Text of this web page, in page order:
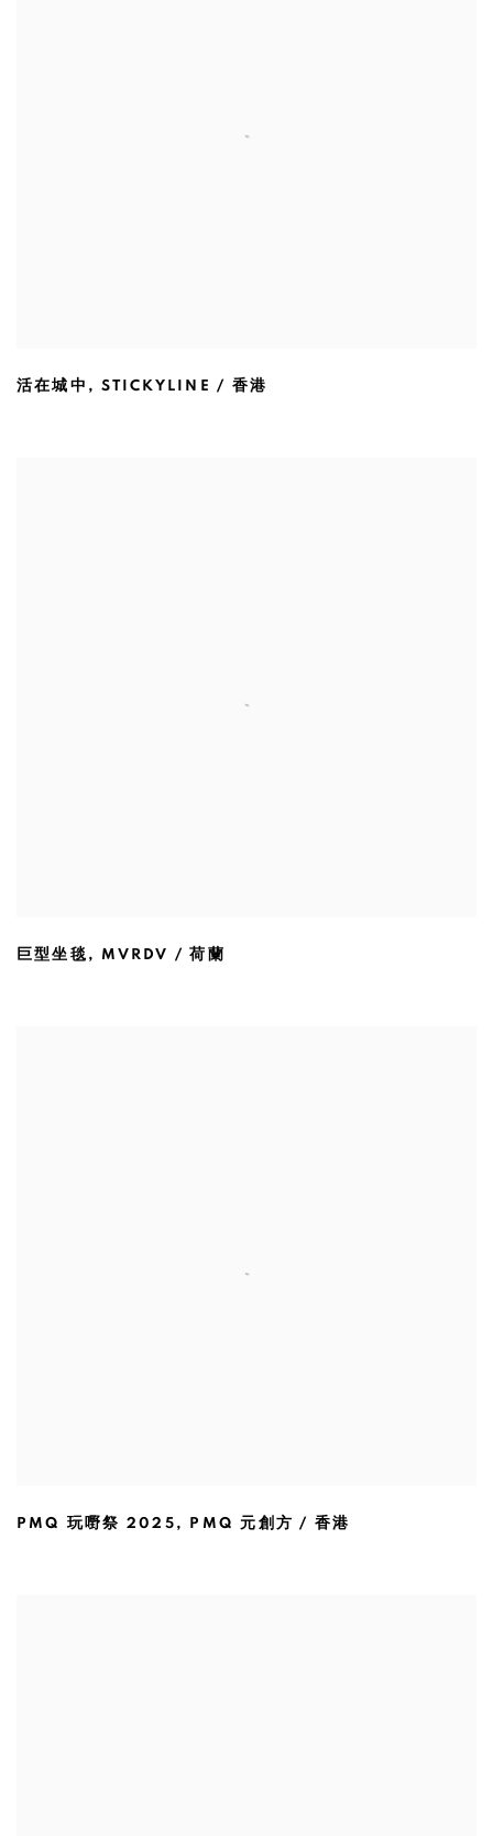
活在城中 ,STICKYLINE / 香港
巨型坐毯, MVRDV / 荷蘭
PMQ 玩嘢祭 2025 , PMQ 元創方 / 香港